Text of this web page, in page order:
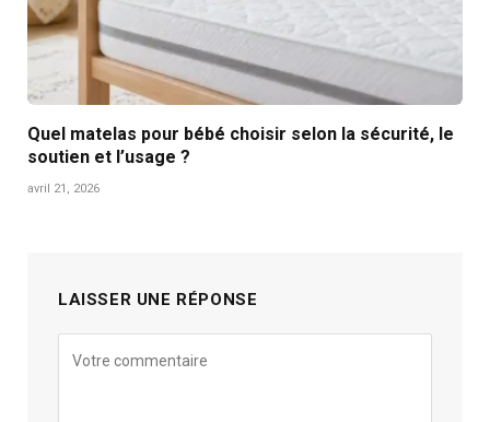
Quel matelas pour bébé choisir selon la sécurité, le
soutien et l’usage ?
avril 21, 2026
LAISSER UNE RÉPONSE